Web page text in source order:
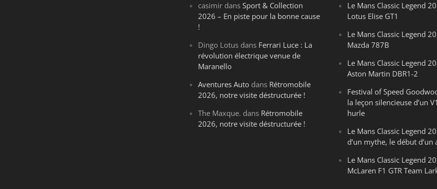
casimir dansSport & Collection
2026 – En piste pour la bonne cause
!
Dingo Lotus dans Ferrari Luce : La
révolution électrique venue de
Maranello
Aventures Auto dans Rétromobile
2026, notre visite déstructurée !
The Maxque. dans Rétromobile
2026, notre visite déstructurée !
Le Mans Classic Legend
Lotus Elise GT1
Le Mans Classic Legend
Mazda 787B
Le Mans Classic Legend
Aston Martin DBR1-2
Festival of Speed
la leçon silencieuse d’un
hurle
Le Mans Classic Legend
d’un mythe, le début d’un
Le Mans Classic Legend
McLaren F1 GTR Team